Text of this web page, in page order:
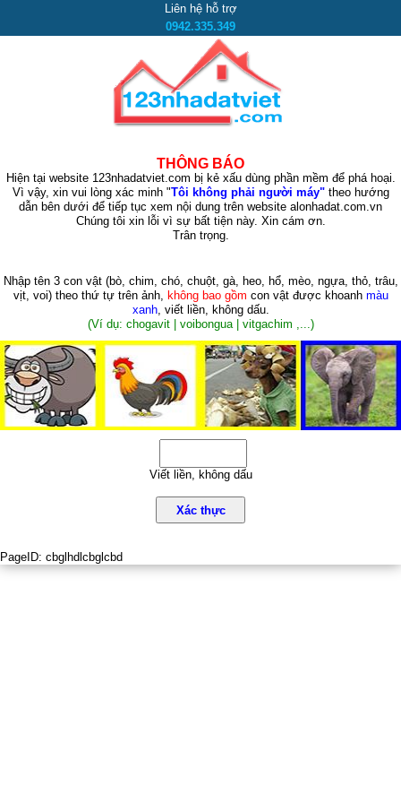
Liên hệ hỗ trợ
0942.335.349
THÔNG BÁO
Hiện tại website 123nhadatviet.com bị kẻ xấu dùng phần mềm để phá hoại.
Vì vậy, xin vui lòng xác minh "Tôi không phải người máy"theo hướng
dẫn bên dưới để tiếp tục xem nội dung trên website alonhadat.com.vn
Chúng tôi xin lỗi vì sự bất tiện này. Xin cám ơn.
Trân trọng.
Nhập tên 3 con vật (bò, chim, chó, chuột, gà, heo, hổ, mèo, ngựa, thỏ, trâu,
vịt, voi)theo thứ tự trên ảnh, không bao gồm con vật được khoanh màu
xanh, viết liền, không dấu.
(Ví dụ: chogavit | voibongua | vitgachim ,...)
Viết liền, không dấu
Xác thực
PageID: cbglhdlcbglcbd